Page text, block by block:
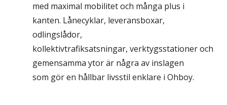
med maximal mobilitet och många plus i
kanten. Lånecyklar, leveransboxar,
odlingslådor,
kollektivtrafiksatsningar, verktygsstationer och
gemensamma ytor är några av inslagen
som gör en hållbar livsstil enklare i Ohboy.